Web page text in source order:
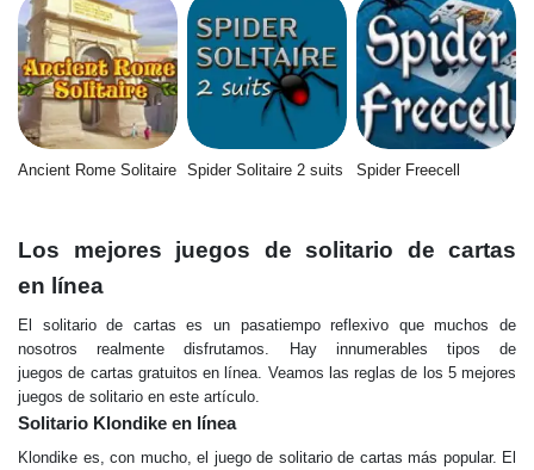
Ancient Rome Solitaire Spider Solitaire 2 suits Spider Freecell
Los mejores juegos de solitario de cartas
en línea
El solitario de cartas es un pasatiempo reflexivo que muchos de
nosotros realmente disfrutamos. Hay innumerables tipos de
juegos de cartas gratuitos en línea. Veamos las reglas de los 5 mejores
juegos de solitario en este artículo.
Solitario Klondike en línea
Klondike es, con mucho, el juego de solitario de cartas más popular. El